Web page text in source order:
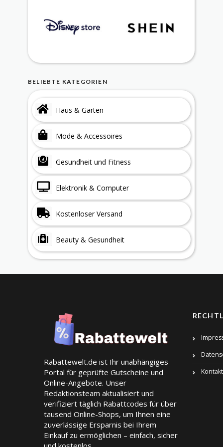
BELIEBTE KATEGORIEN
Haus & Garten
Mode & Accessoires
Gesundheit und Fitness
Elektronik & Computer
Kostenloser Versand
Beauty & Gesundheit
Rabattewelt.de ist Ihr unabhängiges
Portal für geprüfte Gutscheine und
Online-Angebote. Unser
Redaktionsteam aktualisiert und
verifiziert täglich Rabattcodes für über
tausend Online-Shops, um Ihnen eine
zuverlässige Ersparnis bei Ihrem
Einkauf zu ermöglichen – einfach, sicher
Kontakt